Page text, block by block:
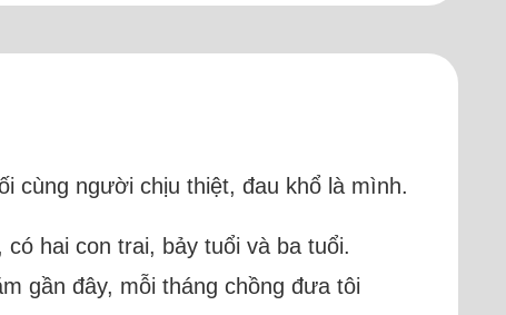
cùng người chịu thiệt, đau khổ là mình.
hai con trai, bảy tuổi và ba tuổi.
gần đây, mỗi tháng chồng đưa tôi